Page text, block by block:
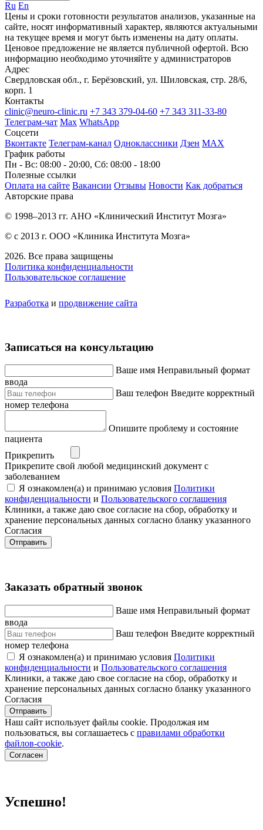
Ru En
Цены и сроки готовности результатов анализов, указанные на
сайте, носят информативный характер, являются актуальными
на текущее время и могут быть изменены на дату оплаты.
Ценовое предложение не является публичной офертой. Всю
информацию необходимо уточняйте у администраторов
Адрес
Свердловская обл., г. Берёзовский, ул. Шиловская, стр. 28/6,
корп. 1
Контакты
clinic@neuro-clinic.ru +7 343 379-04-60 +7 343 311-33-80
Телеграм-чат Max WhatsApp
Соцсети
Вконтакте Телеграм-канал Одноклассники Дзен МАХ
График работы
Пн - Вс: 08:00 - 20:00, Сб: 08:00 - 18:00
Полезные ссылки
Оплата на сайте Вакансии Отзывы Новости Как добраться
Авторские права
© 1998–2013 гг. АНО «Клинический Институт Мозга»
© с 2013 г. ООО «Клиника Института Мозга»
2026. Все права защищены
Политика конфиденциальности
Пользовательское соглашение
Разработка и продвижение сайта
Записаться на консультацию
Ваше имя Неправильный формат
ввода
Ваш телефон Введите корректный
номер телефона
Опишите проблему и состояние
пациента
Прикрепить
Прикрепите свой любой медицинский документ с
заболеванием
Я ознакомлен(а) и принимаю условия Политики
конфиденциальности и Пользовательского соглашения
Клиники, а также даю свое согласие на сбор, обработку и
хранение персональных данных согласно бланку указанного
Согласия
Отправить
Заказать обратный звонок
Ваше имя Неправильный формат
ввода
Ваш телефон Введите корректный
номер телефона
Я ознакомлен(а) и принимаю условия Политики
конфиденциальности и Пользовательского соглашения
Клиники, а также даю свое согласие на сбор, обработку и
хранение персональных данных согласно бланку указанного
Согласия
Отправить
Наш сайт использует файлы cookie. Продолжая им
пользоваться, вы соглашаетесь c правилами обработки
файлов-cookie.
Согласен
Успешно!